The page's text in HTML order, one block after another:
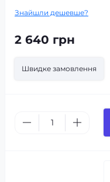
Знайшли дешевше?
2 640 грн
Швидке замовлення